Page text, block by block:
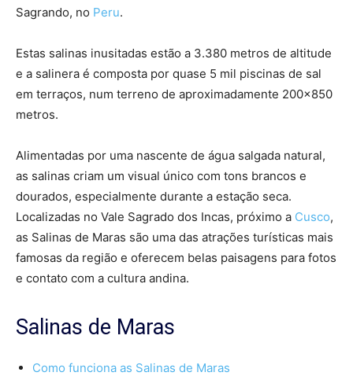
Sagrando, no Peru.
Estas salinas inusitadas estão a 3.380 metros de altitude
e a salinera é composta por quase 5 mil piscinas de sal
em terraços, num terreno de aproximadamente 200×850
metros.
Alimentadas por uma nascente de água salgada natural,
as salinas criam um visual único com tons brancos e
dourados, especialmente durante a estação seca.
Localizadas no Vale Sagrado dos Incas, próximo a Cusco,
as Salinas de Maras são uma das atrações turísticas mais
famosas da região e oferecem belas paisagens para fotos
e contato com a cultura andina.
Salinas de Maras
Como funciona as Salinas de Maras